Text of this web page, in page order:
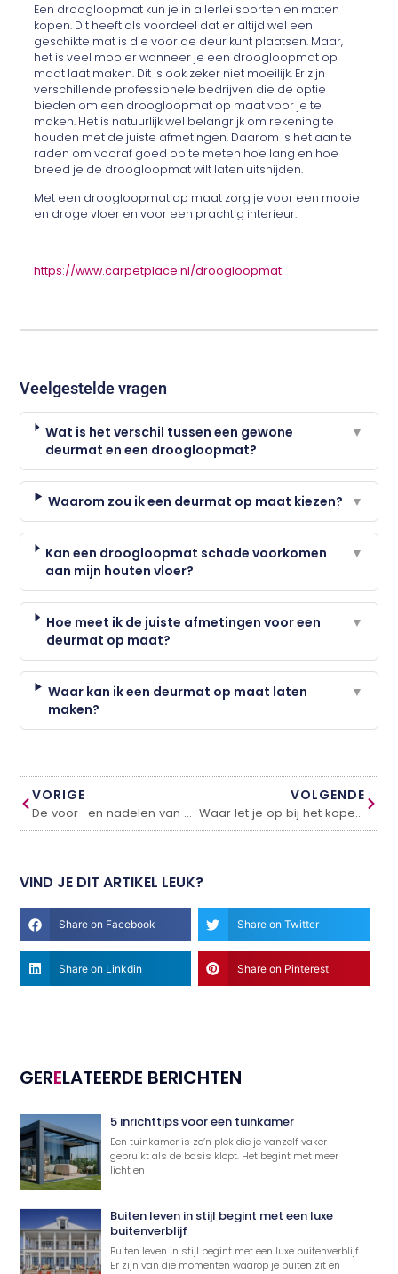
Een droogloopmat kun je in allerlei soorten en maten
kopen. Dit heeft als voordeel dat er altijd wel een
geschikte mat is die voor de deur kunt plaatsen. Maar,
het is veel mooier wanneer je een droogloopmat op
maat laat maken. Dit is ook zeker niet moeilijk. Er zijn
verschillende professionele bedrijven die de optie
bieden om een droogloopmat op maat voor je te
maken. Het is natuurlijk wel belangrijk om rekening te
houden met de juiste afmetingen. Daarom is het aan te
raden om vooraf goed op te meten hoe lang en hoe
breed je de droogloopmat wilt laten uitsnijden.
Met een droogloopmat op maat zorg je voor een mooie
en droge vloer en voor een prachtig interieur.
https://www.carpetplace.nl/droogloopmat
Veelgestelde vragen
Wat is het verschil tussen een gewone
deurmat en een droogloopmat?
▼
Waarom zou ik een deurmat op maat kiezen? ▼
Kan een droogloopmat schade voorkomen
aan mijn houten vloer?
▼
Hoe meet ik de juiste afmetingen voor een
deurmat op maat?
▼
Waar kan ik een deurmat op maat laten
maken?
▼
VORIGE
De voor- en nadelen van Domotica
VOLGENDE
Waar let je op bij het kopen van een staafmixer?
VIND JE DIT ARTIKEL LEUK?
Share on Facebook Share on Twitter
Share on Linkdin Share on Pinterest
GERELATEERDE BERICHTEN
5 inrichttips voor een tuinkamer
Een tuinkamer is zo’n plek die je vanzelf vaker
gebruikt als de basis klopt. Het begint met meer
licht en
Buiten leven in stijl begint met een luxe
buitenverblijf
Buiten leven in stijl begint met een luxe buitenverblijf
Er zijn van die momenten waarop je buiten zit en